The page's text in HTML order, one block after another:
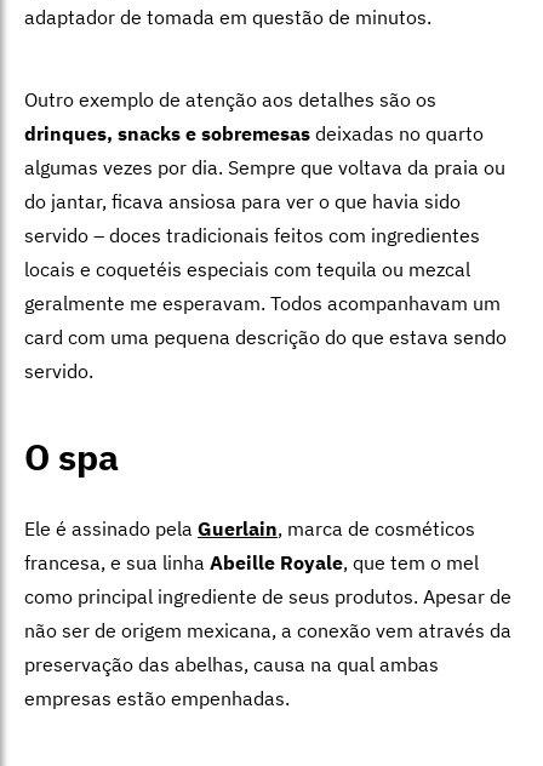
adaptador de tomada em questão de minutos.
Outro exemplo de atenção aos detalhes são os
drinques, snacks e sobremesas deixadas no quarto
algumas vezes por dia. Sempre que voltava da praia ou
do jantar, ficava ansiosa para ver o que havia sido
servido – doces tradicionais feitos com ingredientes
locais e coquetéis especiais com tequila ou mezcal
geralmente me esperavam. Todos acompanhavam um
card com uma pequena descrição do que estava sendo
servido.
O spa
Ele é assinado pela Guerlain, marca de cosméticos
francesa, e sua linha Abeille Royale, que tem o mel
como principal ingrediente de seus produtos. Apesar de
não ser de origem mexicana, a conexão vem através da
preservação das abelhas, causa na qual ambas
empresas estão empenhadas.